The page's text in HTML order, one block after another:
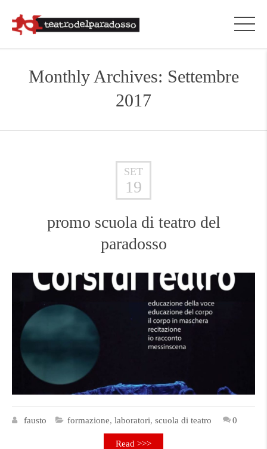
Monthly Archives: Settembre
2017
SET
19
promo scuola di teatro del
paradosso
fausto formazione, laboratori, scuola di teatro 0
Read >>>